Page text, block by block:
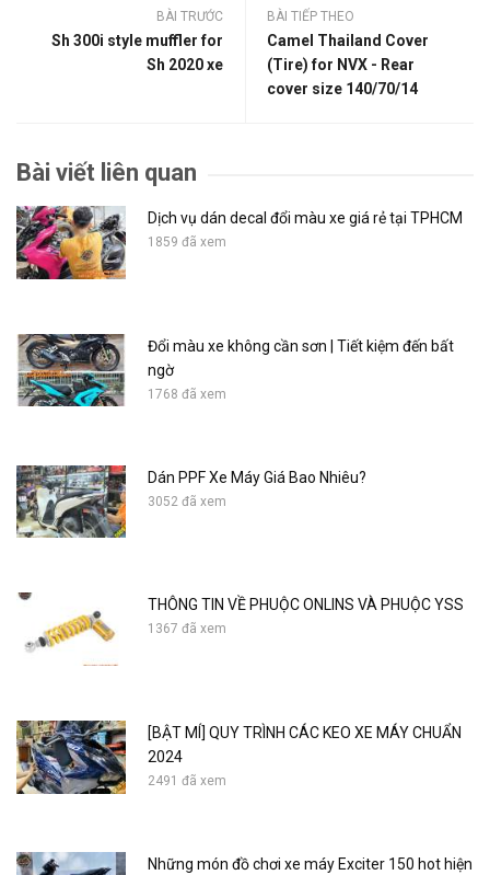
BÀI TRƯỚC
Sh 300i style muffler for
Sh 2020 xe
BÀI TIẾP THEO
Camel Thailand Cover
(Tire) for NVX - Rear
cover size 140/70/14
Bài viết liên quan
Dịch vụ dán decal đổi màu xe giá rẻ tại TPHCM
1859 đã xem
Đổi màu xe không cần sơn | Tiết kiệm đến bất
ngờ
1768 đã xem
Dán PPF Xe Máy Giá Bao Nhiêu?
3052 đã xem
THÔNG TIN VỀ PHUỘC ONLINS VÀ PHUỘC YSS
1367 đã xem
[BẬT MÍ] QUY TRÌNH CÁC KEO XE MÁY CHUẨN
2024
2491 đã xem
Những món đồ chơi xe máy Exciter 150 hot hiện